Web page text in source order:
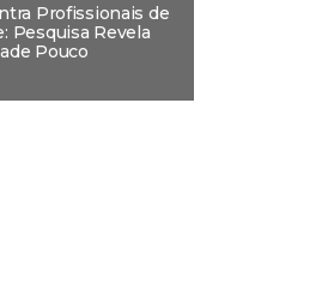
Profissionais de
Pesquisa Revela
Pouco